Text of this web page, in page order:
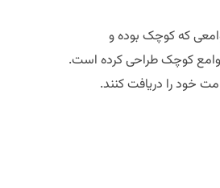
که کوچک بوده و
جوامع کوچک طراحی کرده است.
خود را دریافت کنند.